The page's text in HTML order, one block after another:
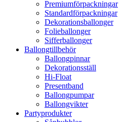
Premium­förpackningar
Standard­­förpackningar
Dekorations­ballonger
Folie­­­ballonger
Siffer­­ballonger
Ballong­tillbehör
Ballongpinnar
Dekorationsställ
Hi-Float
Presentband
Ballongpumpar
Ballong­vikter
Party­­produkter